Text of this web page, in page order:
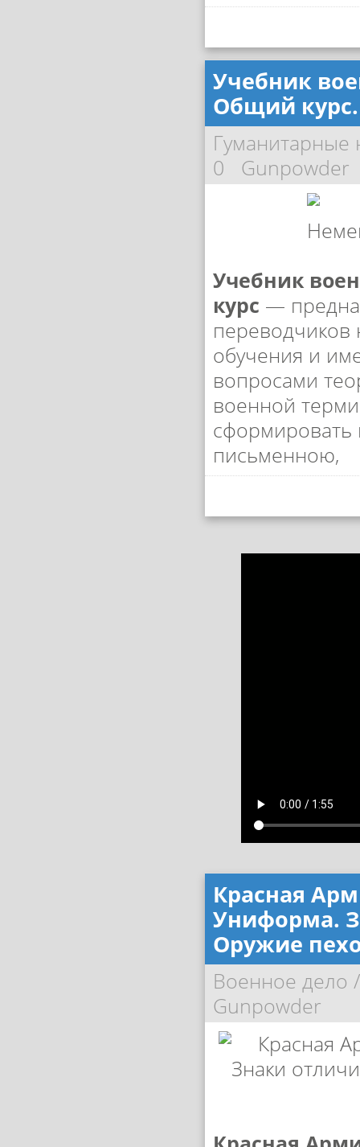
Учебник
Общий курс.
Гуманитарные
0
Gunpowder
Учебник
курс —
переводчиков
обучения и
вопросами
военной
сформировать
письменною,
Красная
Униформа.
Оружие
Военное дело
Gunpowder